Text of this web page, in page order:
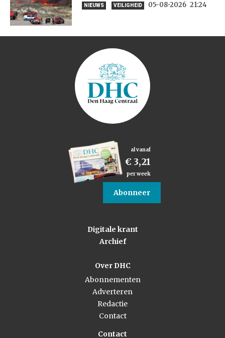
NIEUWS VEILIGHEID 05-08-2026 21:24
al vanaf
€ 3,21
per week
Abonneer
Digitale krant
Archief
Over DHC
Abonnementen
Adverteren
Redactie
Contact
Contact